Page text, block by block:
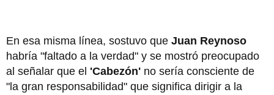
En esa misma línea, sostuvo que Juan Reynoso
habría "faltado a la verdad" y se mostró preocupado
al señalar que el 'Cabezón' no sería consciente de
"la gran responsabilidad" que significa dirigir a la